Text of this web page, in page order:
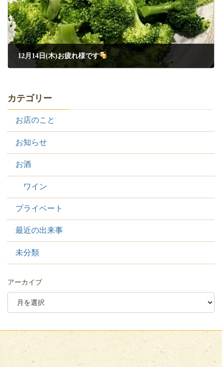
12月14日(木)お疲れ様です
カテゴリー
お店のこと
お知らせ
お酒
ワイン
プライベート
最近の出来事
未分類
アーカイブ